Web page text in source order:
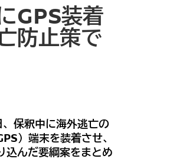
GPS装着
防止策で
保釈中に海外逃亡の
）端末を装着させ、
込んだ要綱案をまとめ